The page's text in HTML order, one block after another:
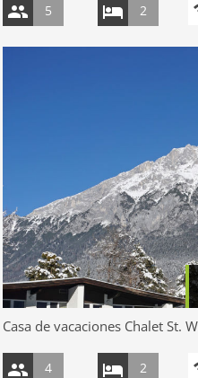
5 2
Casa de vacaciones Chalet St.
4 2